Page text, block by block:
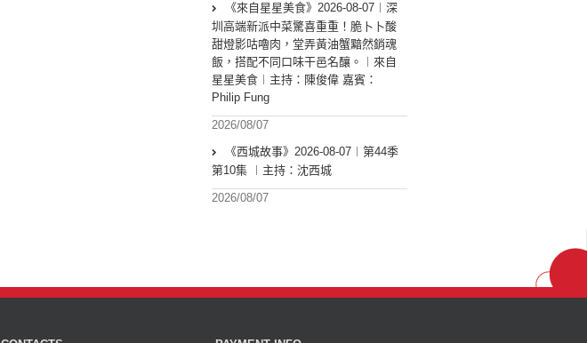
《來自星星美食》2026-08-07︱深
圳高端新派中菜驚喜重重！脆卜卜酸
甜燈影咕嚕肉，堂弄黃油蟹黯然銷魂
飯，搭配不同口味干邑名釀。︱來自
星星美食︱主持：陳俊偉 嘉賓：
Philip Fung
2026/08/07
《西城故事》2026-08-07︱第44季
第10集 ︱主持：沈西城
2026/08/07